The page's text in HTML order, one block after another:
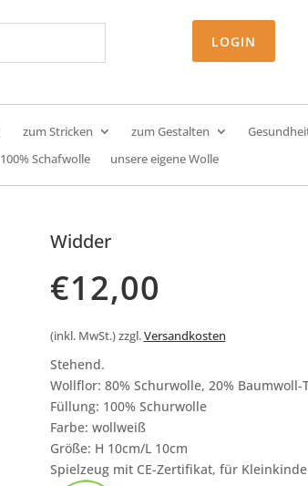
LOGIN
zum Stricken zum Gestalten
100% Schafwolle unsere eigene Wolle
Widder
€12,00
(inkl. MwSt.) zzgl.Versandkosten
Stehend.
Wollflor: 80% Schurwolle, 20% Baumwoll-
Füllung: 100% Schurwolle
Farbe: wollweiß
Größe: H 10cm/L 10cm
Spielzeug mit CE-Zertifikat, für